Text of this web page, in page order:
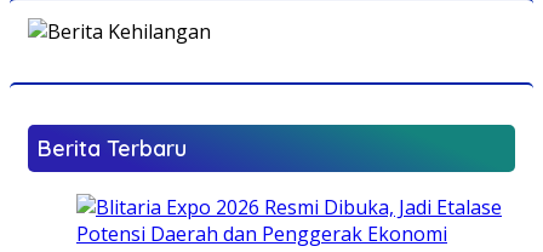
Berita Terbaru